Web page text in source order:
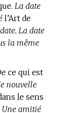
La date
l’Art de
La date
la même
ce qui est
nouvelle
le sens
Une amitié